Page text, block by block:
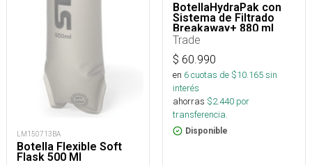
LM150713BA
Botella Flexible Soft
Flask 500 Ml
BotellaHydraPak con
Sistema de Filtrado
Breakaway+ 880 ml
Trade
$ 60.990
en 6cuotas de $10.165sin
interés
ahorras $2.440 por
transferencia.
Disponible